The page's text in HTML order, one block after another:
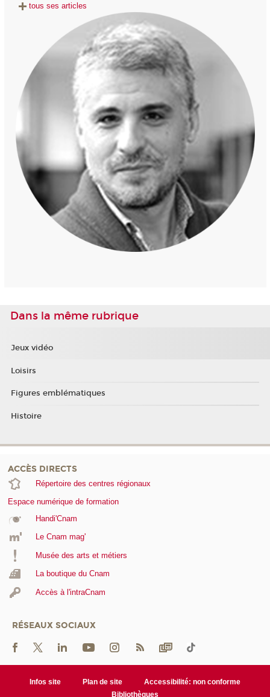
tous ses articles
Dans la même rubrique
Jeux vidéo
Loisirs
Figures emblématiques
Histoire
ACCÈS DIRECTS
Répertoire des centres régionaux
Espace numérique de formation
Handi'Cnam
Le Cnam mag'
Musée des arts et métiers
La boutique du Cnam
Accès à l'intraCnam
RÉSEAUX SOCIAUX
Infos site Plan de site
Accessibilité: non conforme
Bibliothèques